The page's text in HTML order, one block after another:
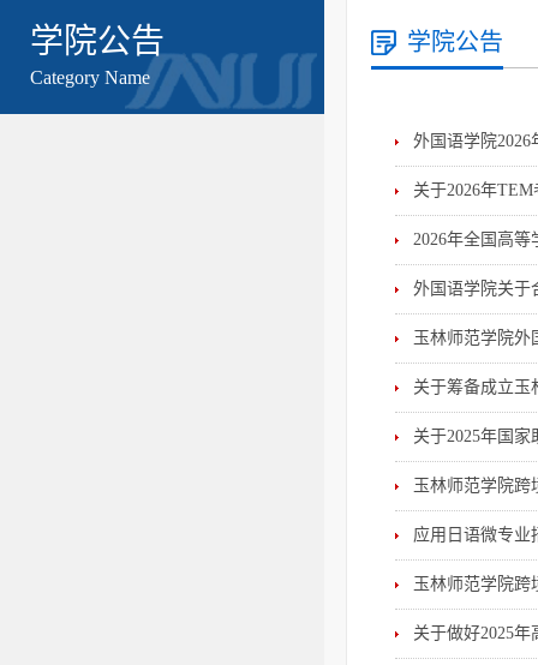
学院公告
Category Name
学院公告
外国语学院
关于2026年
2026年全国高
外国语学院关于
玉林师范学院外
关于筹备成立玉
关于2025年国
玉林师范学院跨
应用日语微专业
玉林师范学院跨
关于做好2025